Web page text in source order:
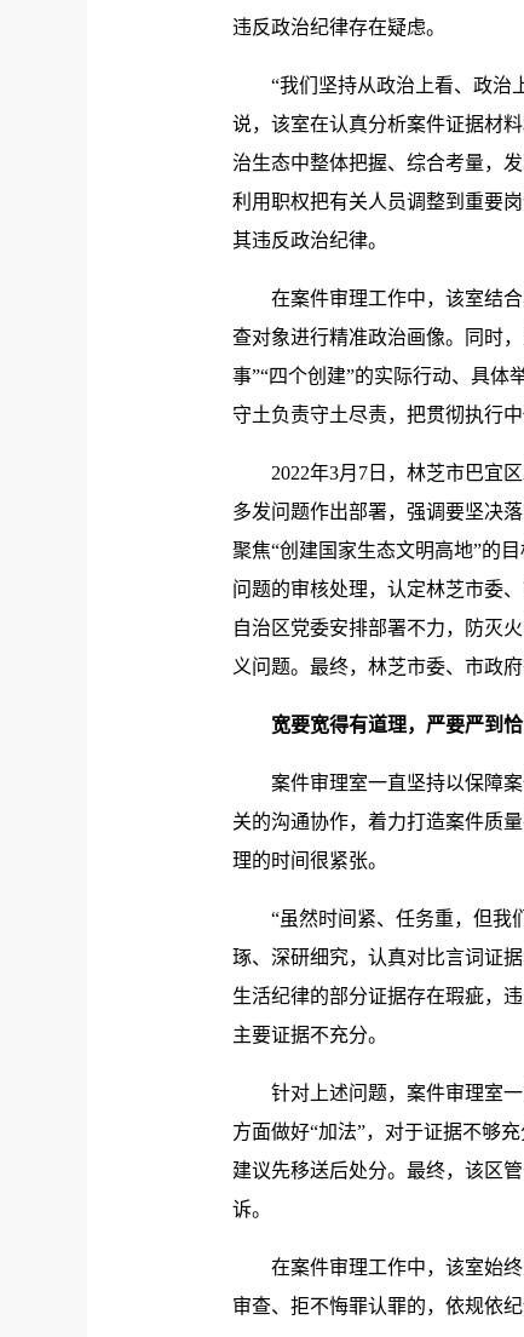
违反政治纪律存在疑虑。
“我们坚持从政治上看、政治上
说，该室在认真分析案件证据材
治生态中整体把握、综合考量，
利用职权把有关人员调整到重要
其违反政治纪律。
在案件审理工作中，该室结合
查对象进行精准政治画像。同时
事”“四个创建”的实际行动、具
守土负责守土尽责，把贯彻执行
2022年3月7日，林芝市巴宜区
多发问题作出部署，强调要坚决
聚焦“创 建国 家生态文明高地”的
问题的审核处理，认定林芝市委
自治区党委安排部署不力，防灭
义问题。最终，林芝市委、市政
宽要宽得有道理，严要严到
案件审理室一直坚持以保障案
关的沟通协作，着力打造案件质
理的时间很紧张。
“虽然时间紧、任务重，但我们
琢、深研细究，认真对比言词证
生活纪律的部分证据存在瑕疵，
主要证据不充分。
针对上述问题，案件审理室一
方面做好“加法”，对于证据不够
建议先移送后处分。最终，该区
诉。
在案件审理工作中，该室始终
审查、拒不悔罪认罪的，依规依